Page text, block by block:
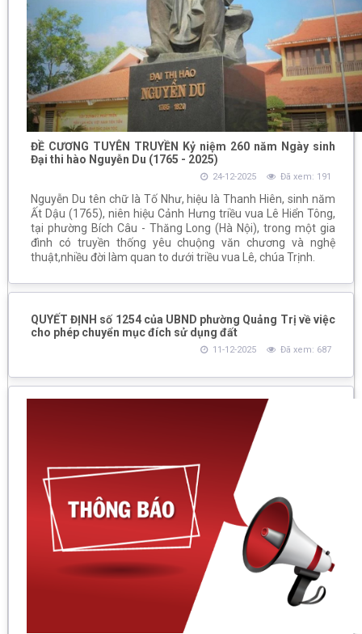
ĐỀ CƯƠNG TUYÊN TRUYỀN Kỷ niệm 260 năm Ngày sinh
Đại thi hào Nguyễn Du (1765 - 2025)
24-12-2025 Đã xem: 191
Nguyễn Du tên chữ là Tố Như, hiệu là Thanh Hiên, sinh năm
Ất Dậu (1765), niên hiệu Cảnh Hưng triều vua Lê Hiển Tông,
tại phường Bích Câu - Thăng Long (Hà Nội), trong một gia
đình có truyền thống yêu chuộng văn chương và nghệ
thuật,nhiều đời làm quan to dưới triều vua Lê, chúa Trịnh.
QUYẾT ĐỊNH số 1254 của UBND phường Quảng Trị về việc
cho phép chuyển mục đích sử dụng đất
11-12-2025 Đã xem: 687